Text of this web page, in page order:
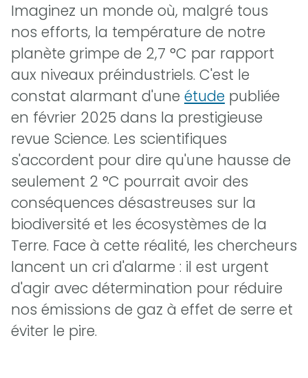
Imaginez un monde où, malgré tous
nos efforts, la température de notre
planète grimpe de 2,7 °C par rapport
aux niveaux préindustriels. C'est le
constat alarmant d'une étude publiée
en février 2025 dans la prestigieuse
revue Science. Les scientifiques
s'accordent pour dire qu'une hausse de
seulement 2 °C pourrait avoir des
conséquences désastreuses sur la
biodiversité et les écosystèmes de la
Terre. Face à cette réalité, les chercheurs
lancent un cri d'alarme : il est urgent
d'agir avec détermination pour réduire
nos émissions de gaz à effet de serre et
éviter le pire.